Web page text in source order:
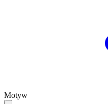
Motyw